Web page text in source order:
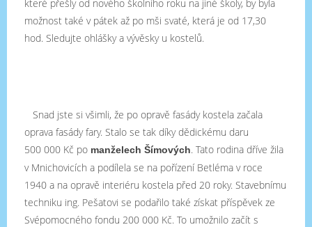
které přešly od nového školního roku na jiné školy, by byla
možnost také v pátek až po mši svaté, která je od 17,30
hod. Sledujte ohlášky a vývěsky u kostelů.
Snad jste si všimli, že po opravě fasády kostela začala
oprava fasády fary. Stalo se tak díky dědickému daru
500 000 Kč po manželech Šímových. Tato rodina dříve žila
v Mnichovicích a podílela se na pořízení Betléma v roce
1940 a na opravě interiéru kostela před 20 roky. Stavebnímu
techniku ing. Pešatovi se podařilo také získat příspěvek ze
Svépomocného fondu 200 000 Kč. To umožnilo začít s